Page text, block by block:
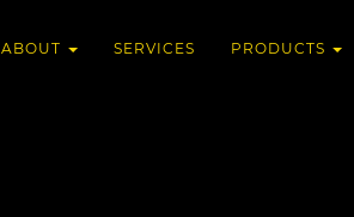
ABOUT SERVICES PRODUCTS